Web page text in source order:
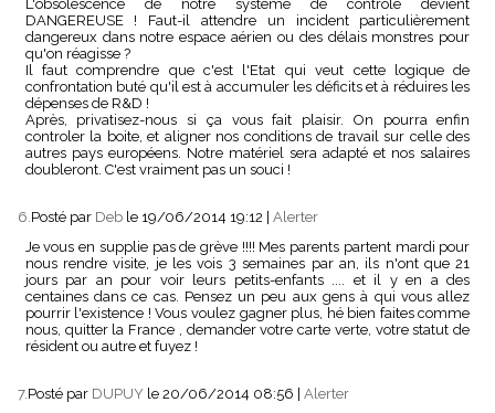
L'obsolescence de notre système de controle devient
DANGEREUSE ! Faut-il attendre un incident particulièrement
dangereux dans notre espace aérien ou des délais monstres pour
qu'on réagisse ?
Il faut comprendre que c'est l'Etat qui veut cette logique de
confrontation buté qu'il est à accumuler les déficits et à réduires les
dépenses de R&D !
Après, privatisez-nous si ça vous fait plaisir. On pourra enfin
controler la boite, et aligner nos conditions de travail sur celle des
autres pays européens. Notre matériel sera adapté et nos salaires
doubleront. C'est vraiment pas un souci !
6.Posté par Deb le 19/06/2014 19:12
Alerter
Je vous en supplie pas de grève !!!! Mes parents partent mardi pour
nous rendre visite, je les vois 3 semaines par an, ils n'ont que 21
jours par an pour voir leurs petits-enfants .... et il y en a des
centaines dans ce cas. Pensez un peu aux gens à qui vous allez
pourrir l'existence ! Vous voulez gagner plus, hé bien faites comme
nous, quitter la France , demander votre carte verte, votre statut de
résident ou autre et fuyez !
7.Posté par DUPUY le 20/06/2014 08:56
Alerter